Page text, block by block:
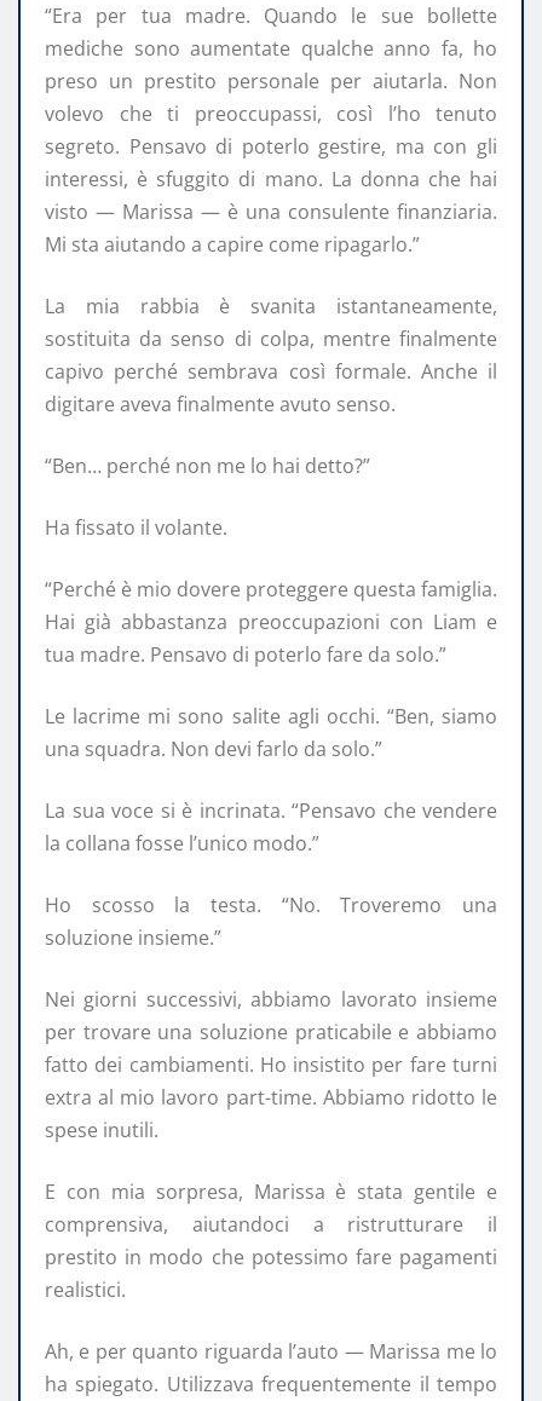
“Era per tua madre. Quando le sue bollette
mediche sono aumentate qualche anno fa, ho
preso un prestito personale per aiutarla. Non
volevo che ti preoccupassi, così l’ho tenuto
segreto. Pensavo di poterlo gestire, ma con gli
interessi, è sfuggito di mano. La donna che hai
visto — Marissa — è una consulente finanziaria.
Mi sta aiutando a capire come ripagarlo.”
La mia rabbia è svanita istantaneamente,
sostituita da senso di colpa, mentre finalmente
capivo perché sembrava così formale. Anche il
digitare aveva finalmente avuto senso.
“Ben… perché non me lo hai detto?”
Ha fissato il volante.
“Perché è mio dovere proteggere questa famiglia.
Hai già abbastanza preoccupazioni con Liam e
tua madre. Pensavo di poterlo fare da solo.”
Le lacrime mi sono salite agli occhi. “Ben, siamo
una squadra. Non devi farlo da solo.”
La sua voce si è incrinata. “Pensavo che vendere
la collana fosse l’unico modo.”
Ho scosso la testa. “No. Troveremo una
soluzione insieme.”
Nei giorni successivi, abbiamo lavorato insieme
per trovare una soluzione praticabile e abbiamo
fatto dei cambiamenti. Ho insistito per fare turni
extra al mio lavoro part-time. Abbiamo ridotto le
spese inutili.
E con mia sorpresa, Marissa è stata gentile e
comprensiva, aiutandoci a ristrutturare il
prestito in modo che potessimo fare pagamenti
realistici.
Ah, e per quanto riguarda l’auto — Marissa me lo
ha spiegato. Utilizzava frequentemente il tempo